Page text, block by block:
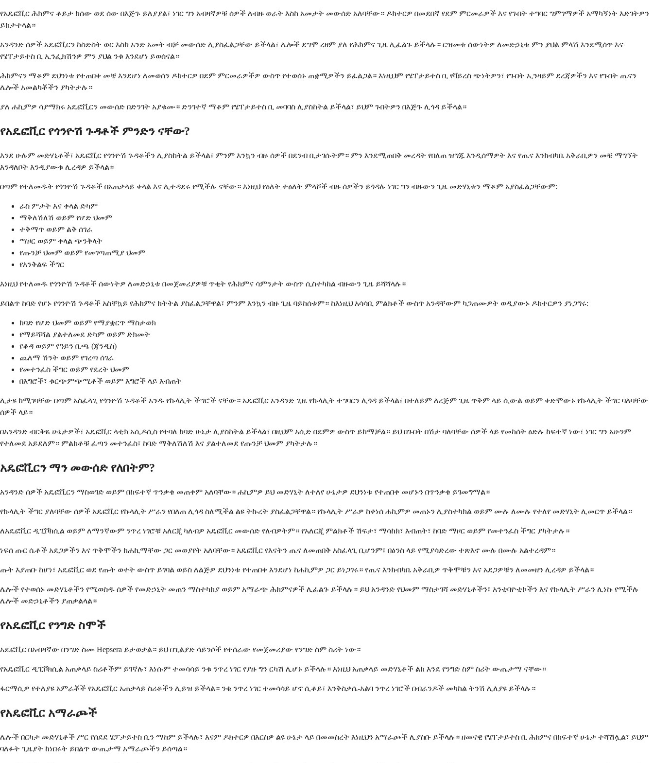
የአዴፎቪር ሕክምና ቆይታ ከሰው ወደ ሰው በእጅጉ ይለያያል፣ ነገር ግን አብዛኛዎቹ ሰዎች ለብዙ ወራት እስከ አመታት መውሰድ አለባቸው። ዶክተርዎ በመደበኛ የደም ምርመራዎች እና የጉበት ተግባር ግምገማዎች አማካኝነት እድገትዎን
ይከታተላል።
አንዳንድ ሰዎች አዴፎቪርን ከስድስት ወር እስከ አንድ አመት ብቻ መውሰድ ሊያስፈልጋቸው ይችላል፣ ሌሎች ደግሞ ረዘም ያለ የሕክምና ጊዜ ሊፈልጉ ይችላሉ። ርዝመቱ ሰውነትዎ ለመድኃኒቱ ምን ያህል ምላሽ እንደሚሰጥ እና
የሄፐታይተስ ቢ ኢንፌክሽንዎ ምን ያህል ንቁ እንደሆነ ይወሰናል።
ሕክምናን ማቆም ደህንነቱ የተጠበቀ መቼ እንደሆነ ለመወሰን ዶክተርዎ በደም ምርመራዎችዎ ውስጥ የተወሰኑ ጠቋሚዎችን ይፈልጋል። እነዚህም የሄፐታይተስ ቢ የቫይረስ ጭነትዎን፣ የጉበት ኢንዛይም ደረጃዎችን እና የጉበት ጤናን
ሌሎች አመልካቾችን ያካትታሉ።
ያለ ሐኪምዎ ሳያማክሩ አዴፎቪርን መውሰድ በድንገት አያቁሙ። ድንገተኛ ማቆም የሄፐታይተስ ቢ መባባስ ሊያስከትል ይችላል፣ ይህም ጉበትዎን በእጅጉ ሊጎዳ ይችላል።
የአዴፎቪር የጎንዮሽ ጉዳቶች ምንድን ናቸው?
እንደ ሁሉም መድሃኒቶች፣ አዴፎቪር የጎንዮሽ ጉዳቶችን ሊያስከትል ይችላል፣ ምንም እንኳን ብዙ ሰዎች በደንብ ቢታገሱትም። ምን እንደሚጠበቅ መረዳት የበለጠ ዝግጁ እንዲሰማዎት እና የጤና እንክብካቤ አቅራቢዎን መቼ ማግኘት
እንዳለቦት እንዲያውቁ ሊረዳዎ ይችላል።
በጣም የተለመዱት የጎንዮሽ ጉዳቶች በአጠቃላይ ቀላል እና ሊተዳደሩ የሚችሉ ናቸው። እነዚህ የዕለት ተዕለት ምላሾች ብዙ ሰዎችን ይጎዳሉ ነገር ግን ብዙውን ጊዜ መድሃኒቱን ማቆም አያስፈልጋቸውም:
ራስ ምታት እና ቀላል ድካም
ማቅለሽለሽ ወይም የሆድ ህመም
ተቅማጥ ወይም ልቅ ሰገራ
ማዞር ወይም ቀላል ጭንቅላት
የጡንቻ ህመም ወይም የመገጣጠሚያ ህመም
የእንቅልፍ ችግር
እነዚህ የተለመዱ የጎንዮሽ ጉዳቶች ሰውነትዎ ለመድኃኒቱ በመጀመሪያዎቹ ጥቂት የሕክምና ሳምንታት ውስጥ ሲስተካከል ብዙውን ጊዜ ይሻሻላሉ።
ይበልጥ ከባድ የሆኑ የጎንዮሽ ጉዳቶች አስቸኳይ የሕክምና ክትትል ያስፈልጋቸዋል፣ ምንም እንኳን ብዙ ጊዜ ባይከሰቱም። ከእነዚህ አሳሳቢ ምልክቶች ውስጥ አንዳቸውም ካጋጠሙዎት ወዲያውኑ ዶክተርዎን ያነጋግሩ:
ከባድ የሆድ ህመም ወይም የማያቋርጥ ማስታወክ
የማይሻሻል ያልተለመደ ድካም ወይም ድክመት
የቆዳ ወይም የዓይን ቢጫ (ጃንዲስ)
ጨለማ ሽንት ወይም የገረጣ ሰገራ
የመተንፈስ ችግር ወይም የደረት ህመም
በእግሮች፣ ቁርጭምጭሚቶች ወይም እግሮች ላይ እብጠት
ሊታዩ ከሚገባቸው በጣም አስፈላጊ የጎንዮሽ ጉዳቶች አንዱ የኩላሊት ችግሮች ናቸው። አዴፎቪር አንዳንድ ጊዜ የኩላሊት ተግባርን ሊጎዳ ይችላል፣ በተለይም ለረጅም ጊዜ ጥቅም ላይ ሲውል ወይም ቀድሞውኑ የኩላሊት ችግር ባለባቸው
ሰዎች ላይ።
በአንዳንድ ብርቅዬ ሁኔታዎች፣ አዴፎቪር ላቲክ አሲዶሲስ የተባለ ከባድ ሁኔታ ሊያስከትል ይችላል፣ በዚህም አሲድ በደምዎ ውስጥ ይከማቻል። ይህ በጉበት በሽታ ባለባቸው ሰዎች ላይ የመከሰት ዕድሉ ከፍተኛ ነው፣ ነገር ግን አሁንም
የተለመደ አይደለም። ምልክቶቹ ፈጣን መተንፈስ፣ ከባድ ማቅለሽለሽ እና ያልተለመደ የጡንቻ ህመም ያካትታሉ።
አዴፎቪርን ማን መውሰድ የለበትም?
አንዳንድ ሰዎች አዴፎቪርን ማስወገድ ወይም በከፍተኛ ጥንቃቄ መጠቀም አለባቸው። ሐኪምዎ ይህ መድሃኒት ለተለየ ሁኔታዎ ደህንነቱ የተጠበቀ መሆኑን በጥንቃቄ ይገመግማል።
የኩላሊት ችግር ያለባቸው ሰዎች አዴፎቪር የኩላሊት ሥራን የበለጠ ሊጎዳ ስለሚችል ልዩ ትኩረት ያስፈልጋቸዋል። የኩላሊት ሥራዎ ከቀነሰ ሐኪምዎ መጠኑን ሊያስተካክል ወይም ሙሉ ለሙሉ የተለየ መድሃኒት ሊመርጥ ይችላል።
ለአዴፎቪር ዲፒቮክሲል ወይም ለማንኛውም ንጥረ ነገሮቹ አለርጂ ካለብዎ አዴፎቪር መውሰድ የለብዎትም። የአለርጂ ምልክቶች ሽፍታ፣ ማሳከክ፣ እብጠት፣ ከባድ ማዞር ወይም የመተንፈስ ችግር ያካትታሉ።
ነፍሰ ጡር ሴቶች አደጋዎችን እና ጥቅሞችን ከሐኪማቸው ጋር መወያየት አለባቸው። አዴፎቪር የእናትን ጤና ለመጠበቅ አስፈላጊ ቢሆንም፣ በፅንስ ላይ የሚያሳድረው ተጽእኖ ሙሉ በሙሉ አልተረዳም።
ጡት እያጠቡ ከሆነ፣ አዴፎቪር ወደ የጡት ወተት ውስጥ ይገባል ወይስ ለልጅዎ ደህንነቱ የተጠበቀ እንደሆነ ከሐኪምዎ ጋር ይነጋገሩ። የጤና እንክብካቤ አቅራቢዎ ጥቅሞቹን እና አደጋዎቹን ለመመዘን ሊረዳዎ ይችላል።
ሌሎች የተወሰኑ መድሃኒቶችን የሚወስዱ ሰዎች የመድኃኒት መጠን ማስተካከያ ወይም አማራጭ ሕክምናዎች ሊፈልጉ ይችላሉ። ይህ አንዳንድ የህመም ማስታገሻ መድሃኒቶችን፣ አንቲባዮቲኮችን እና የኩላሊት ሥራን ሊነኩ የሚችሉ
ሌሎች መድኃኒቶችን ያጠቃልላል።
የአዴፎቪር የንግድ ስሞች
አዴፎቪር በአብዛኛው በንግድ ስሙ Hepsera ይታወቃል። ይህ በጊልያድ ሳይንሶች የተሰራው የመጀመሪያው የንግድ ስም ስሪት ነው።
የአዴፎቪር ዲፒቮክሲል አጠቃላይ ስሪቶችም ይገኛሉ፣ እነሱም ተመሳሳይ ንቁ ንጥረ ነገር የያዙ ግን ርካሽ ሊሆኑ ይችላሉ። እነዚህ አጠቃላይ መድሃኒቶች ልክ እንደ የንግድ ስም ስሪት ውጤታማ ናቸው።
ፋርማሲዎ የተለያዩ አምራቾች የአዴፎቪር አጠቃላይ ስሪቶችን ሊይዝ ይችላል። ንቁ ንጥረ ነገር ተመሳሳይ ሆኖ ሲቆይ፣ እንቅስቃሴ-አልባ ንጥረ ነገሮች በብራንዶች መካከል ትንሽ ሊለያዩ ይችላሉ።
የአዴፎቪር አማራጮች
ሌሎች በርካታ መድሃኒቶች ሥር የሰደደ ሄፓታይተስ ቢን ማከም ይችላሉ፣ እናም ዶክተርዎ በእርስዎ ልዩ ሁኔታ ላይ በመመስረት እነዚህን አማራጮች ሊያስቡ ይችላሉ። ዘመናዊ የሄፐታይተስ ቢ ሕክምና በከፍተኛ ሁኔታ ተሻሽሏል፣ ይህም
ባለፉት ጊዜያት ከነበሩት ይበልጥ ውጤታማ አማራጮችን ይሰጣል።